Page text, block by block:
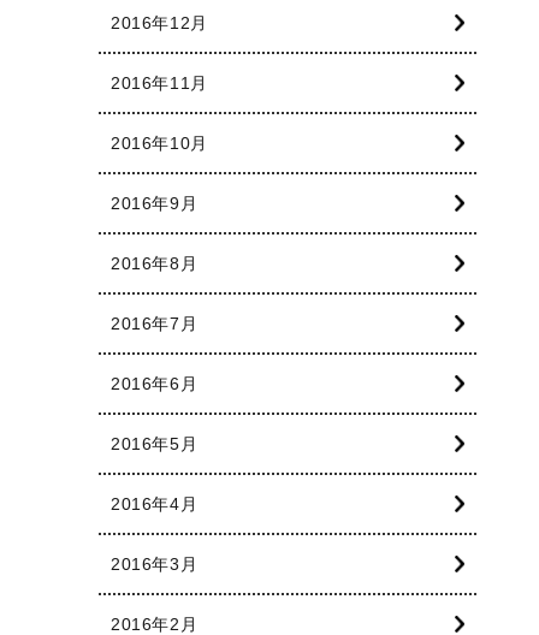
2016年12月
2016年11月
2016年10月
2016年9月
2016年8月
2016年7月
2016年6月
2016年5月
2016年4月
2016年3月
2016年2月